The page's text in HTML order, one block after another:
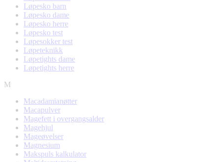
Løpesko barn
Løpesko dame
Løpesko herre
Løpesko test
Løpesokker test
Løpeteknikk
Løpetights dame
Løpetights herre
M
Macadamianøtter
Macapulver
Magefett i overgangsalder
Magehjul
Mageøvelser
Magnesium
Makspuls kalkulator